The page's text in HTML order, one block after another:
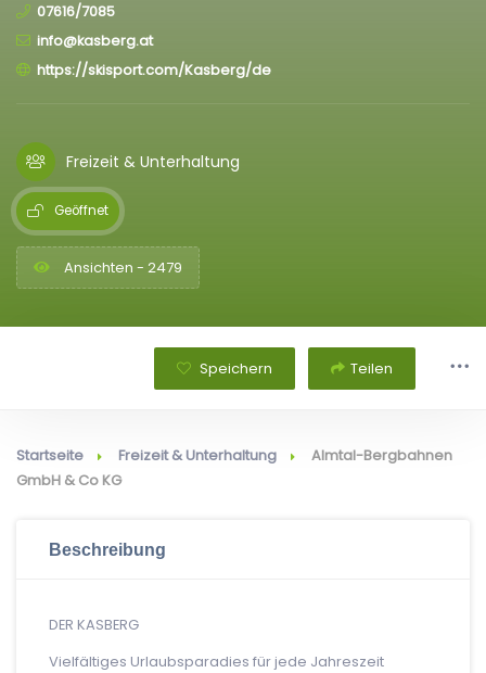
07616/7085
info@kasberg.at
https://skisport.com/Kasberg/de
Freizeit & Unterhaltung
Geöffnet
Ansichten - 2479
Speichern Teilen
Startseite Freizeit & Unterhaltung
Almtal-Bergbahnen
GmbH & Co KG
Beschreibung
DER KASBERG
Vielfältiges Urlaubsparadies für jede Jahreszeit